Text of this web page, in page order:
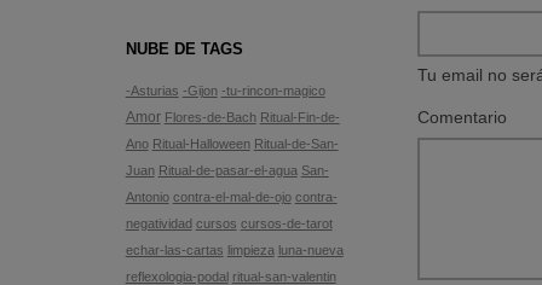
NUBE DE TAGS
-Asturias -Gijon -tu-rincon-magico
Amor Flores-de-Bach Ritual-Fin-de-
Ano Ritual-Halloween Ritual-de-San-
Juan Ritual-de-pasar-el-agua San-
Antonio contra-el-mal-de-ojo contra-
negatividad cursos cursos-de-tarot
echar-las-cartas limpieza luna-nueva
reflexologia-podal ritual-san-valentin
Tu email no
Comentario